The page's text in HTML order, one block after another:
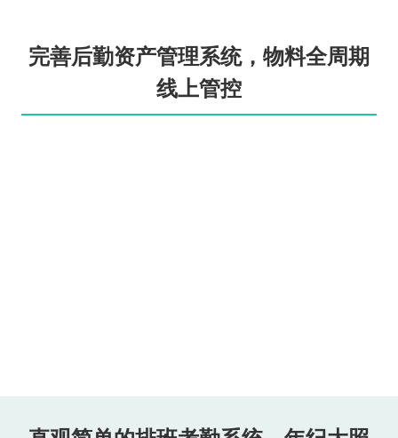
完善后勤资产管理系统，物料全周期
线上管控